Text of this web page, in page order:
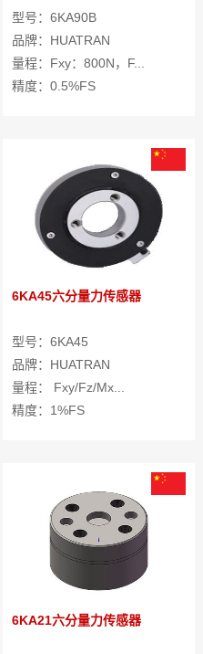
型号：6KA90B
品牌：HUATRAN
量程：Fxy：800N，F...
精度：0.5%FS
6KA45六分量力传感器
型号：6KA45
品牌：HUATRAN
量程： Fxy/Fz/Mx...
精度：1%FS
6KA21六分量力传感器